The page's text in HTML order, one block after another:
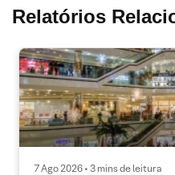
Relatórios
7 Ago 2026 • 3 mins de leitura